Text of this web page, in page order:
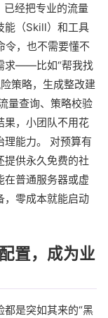
已经把专业的流量
能（Skill）和工具
令，也不需要懂不
求——比如“帮我找
策略，生成整改建
量查询、策略校验
果，小团队不用花
理能力。 对预算有
提供永久免费的社
在普通服务器或虚
，零成本就能启动
置，成为业
是突如其来的“黑